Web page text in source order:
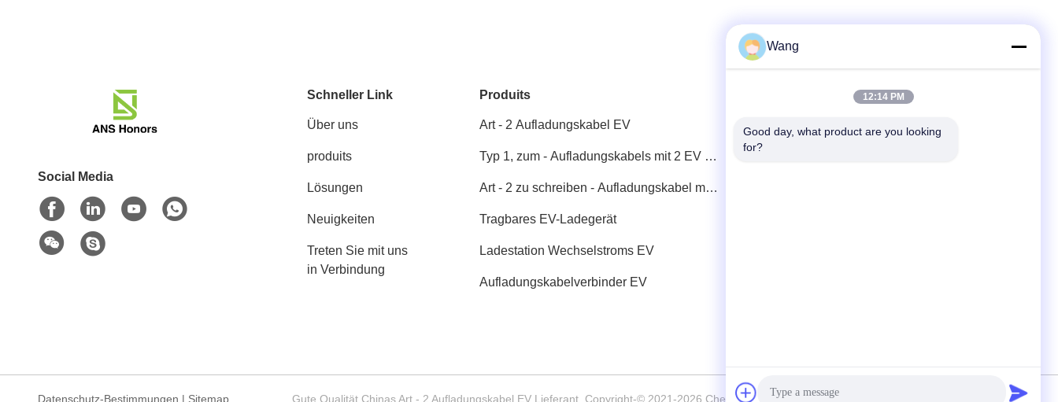
Social Media
Schneller Link
Über uns
produits
Lösungen
Neuigkeiten
Treten Sie mit uns
in Verbindung
Produits
Art - 2 Aufladungskabel EV
Typ 1, zum - Aufladungskabels mit 2 EV zu
Art - 2 zu schreiben - Aufladungskabel mit
Tragbares EV-Ladegerät
Ladestation Wechselstroms EV
Aufladungskabelverbinder EV
Schnelle Kontaktaufnahme
Telefon
Datenschutz-Bestimmungen | Sitemap Gute Qualität Chinas Art - 2 Aufladungskabel EV Lieferant. Copyright-© 2021-2026 Chengdu Honors Technology Co.,Ltd . Alle Rechte vorbehalten.
Wang
12:14 PM
Good day, what product are you looking
for?